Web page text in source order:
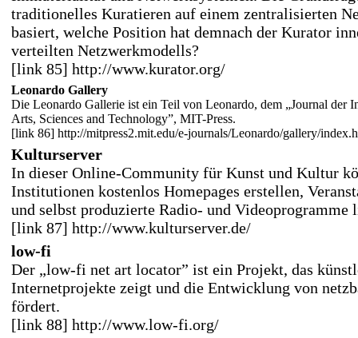
traditionelles Kuratieren auf einem zentralisierten
basiert, welche Position hat demnach der Kurator
verteilten Netzwerkmodells?
[link 85] http://www.kurator.org/
Leonardo Gallery
Die Leonardo Gallerie ist ein Teil von Leonardo, dem „Journal der
Arts, Sciences and Technology”, MIT-Press.
[link 86] http://mitpress2.mit.edu/e-journals/Leonardo/gallery/
Kulturserver
In dieser Online-Community für Kunst und Kultur
Institutionen kostenlos Homepages erstellen,
und selbst produzierte Radio- und Videoprogramme
[link 87] http://www.kulturserver.de/
low-fi
Der „low-fi net art locator” ist ein Projekt, das
Internetprojekte zeigt und die Entwicklung von
fördert.
[link 88] http://www.low-fi.org/